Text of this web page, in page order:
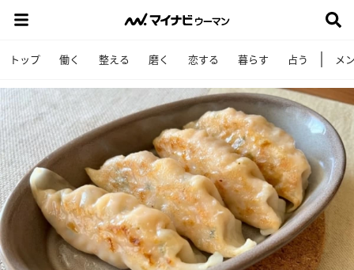
トップ 働く 整える 磨く 恋する 暮らす 占う メ